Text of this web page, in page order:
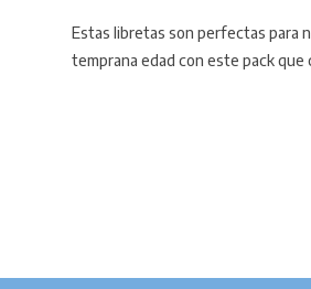
Estas libretas son perfectas para
temprana edad con este pack